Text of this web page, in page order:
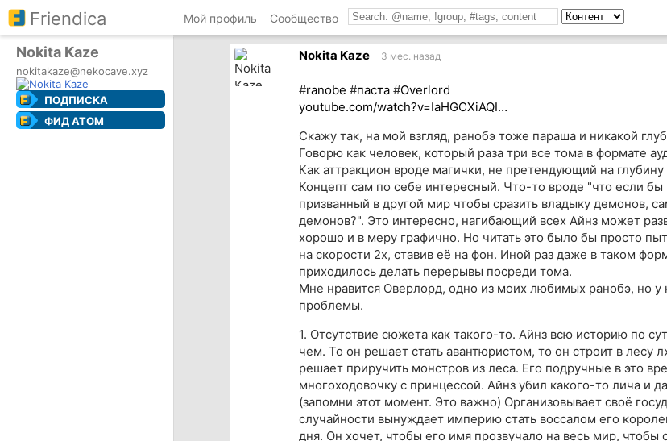
Friendica Мой профиль Сообщество
Nokita Kaze
nokitakaze@nekocave.xyz
ПОДПИСКА
ФИД ATOM
Nokita Kaze 3 мес. назад
#ranobe #паста#Overlord
youtube.com/watch?v=IaHGCXiAQI…
Скажу так, на мой взгляд, ранобэ тоже параша и никакой
Говорю как человек, который раза три все тома в формате
Как аттракцион вроде магички, не претендующий на глубину
Концепт сам по себе интересный. Что-то вроде "что если
призванный в другой мир чтобы сразить владыку демонов,
демонов?". Это интересно, нагибающий всех Айнз может
хорошо и в меру графично. Но читать это было бы просто
на скорости 2x, ставив её на фон. Иной раз даже в таком
приходилось делать перерывы посреди тома.
Мне нравится Оверлорд, одно из моих любимых ранобэ, но у
проблемы.
1. Отсутствие сюжета как такого-то. Айнз всю историю по
чем. То он решает стать авантюристом, то он строит в лесу
решает приручить монстров из леса. Его подручные в это
многоходовочку с принцессой. Айнз убил какого-то лича и
(запомни этот момент. Это важно) Организовывает своё
случайности вынуждает империю стать воссалом его
дня. Он хочет, чтобы его имя прозвучало на весь мир, чтобы